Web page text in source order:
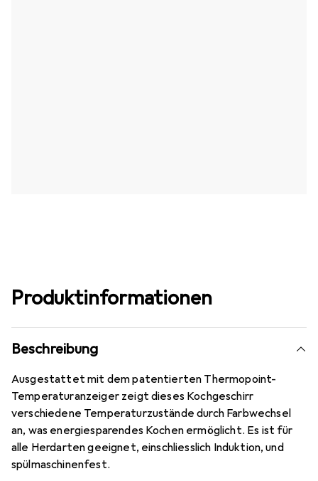
Produktinformationen
Beschreibung
Ausgestattet mit dem patentierten Thermopoint-
Temperaturanzeiger zeigt dieses Kochgeschirr
verschiedene Temperaturzustände durch Farbwechsel
an, was energiesparendes Kochen ermöglicht. Es ist für
alle Herdarten geeignet, einschliesslich Induktion, und
spülmaschinenfest.